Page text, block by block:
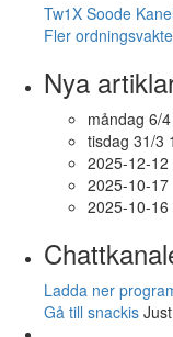
Tw1X Soode
Fler
Nya
måndag 6/
tisdag 31/3
2025-12-12
2025-10-17
2025-10-16
Ladda ner
Gå till snackis